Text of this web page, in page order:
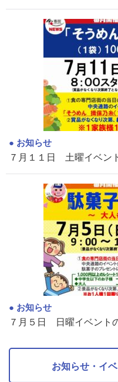
お知らせ
７月１１日 土曜イベン
お知らせ
７月５日 日曜イベント
お知らせ・イ